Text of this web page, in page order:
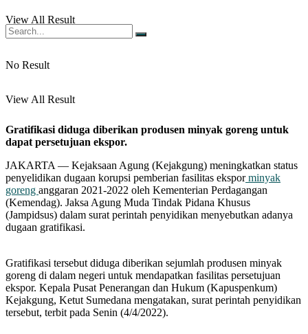
View All Result
No Result
View All Result
Gratifikasi diduga diberikan produsen minyak goreng untuk
dapat persetujuan ekspor.
JAKARTA — Kejaksaan Agung (Kejakgung) meningkatkan status
penyelidikan dugaan korupsi pemberian fasilitas eksporminyak
goreng anggaran 2021-2022 oleh Kementerian Perdagangan
(Kemendag). Jaksa Agung Muda Tindak Pidana Khusus
(Jampidsus) dalam surat perintah penyidikan menyebutkan adanya
dugaan gratifikasi.
Gratifikasi tersebut diduga diberikan sejumlah produsen minyak
goreng di dalam negeri untuk mendapatkan fasilitas persetujuan
ekspor. Kepala Pusat Penerangan dan Hukum (Kapuspenkum)
Kejakgung, Ketut Sumedana mengatakan, surat perintah penyidikan
tersebut, terbit pada Senin (4/4/2022).